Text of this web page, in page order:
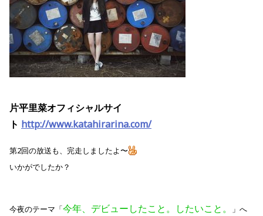
片平里菜オフィシャルサイ
ト http://www.katahirarina.com/
第2回の放送も、完走しましたよ〜
いかがでしたか？
今夜のテーマ「今年、デビューしたこと。したいこと。
」へ